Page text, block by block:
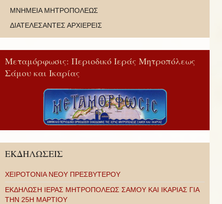
ΜΝΗΜΕΙΑ ΜΗΤΡΟΠΟΛΕΩΣ
ΔΙΑΤΕΛΕΣΑΝΤΕΣ ΑΡΧΙΕΡΕΙΣ
Μεταμόρφωσις: Περιοδικό Ιεράς Μητροπόλεως
Σάμου και Ικαρίας
ΕΚΔΗΛΩΣΕΙΣ
ΧΕΙΡΟΤΟΝΙΑ ΝΕΟΥ ΠΡΕΣΒΥΤΕΡΟΥ
ΕΚΔΗΛΩΣΗ ΙΕΡΑΣ ΜΗΤΡΟΠΟΛΕΩΣ ΣΑΜΟΥ ΚΑΙ ΙΚΑΡΙΑΣ ΓΙΑ
ΤΗΝ 25Η ΜΑΡΤΙΟΥ